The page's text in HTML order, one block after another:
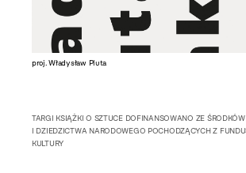
proj. Władysław Pluta
TARGI KSIĄŻKI O SZTUCE DOFINANSOWANO ZE
I DZIEDZICTWA NARODOWEGO POCHODZĄCYCH Z
KULTURY